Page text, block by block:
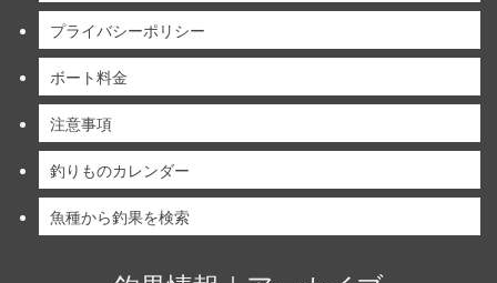
プライバシーポリシー
ボート料金
注意事項
釣りものカレンダー
魚種から釣果を検索